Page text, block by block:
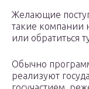
Желающие
такие компании
или обратиться
Обычно
реализуют